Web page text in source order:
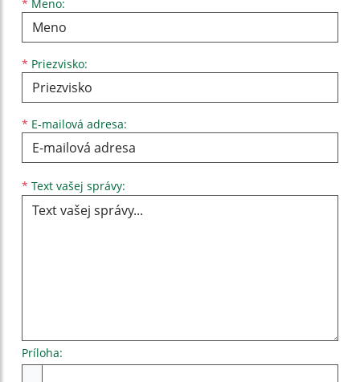
* Meno:
Meno
* Priezvisko:
Priezvisko
* E-mailová adresa:
E-mailová adresa
* Text vašej správy:
Príloha: